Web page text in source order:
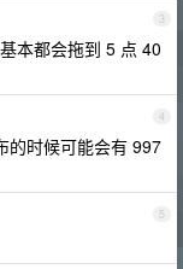
3
本都会拖到 5 点 40
4
的时候可能会有 997
5